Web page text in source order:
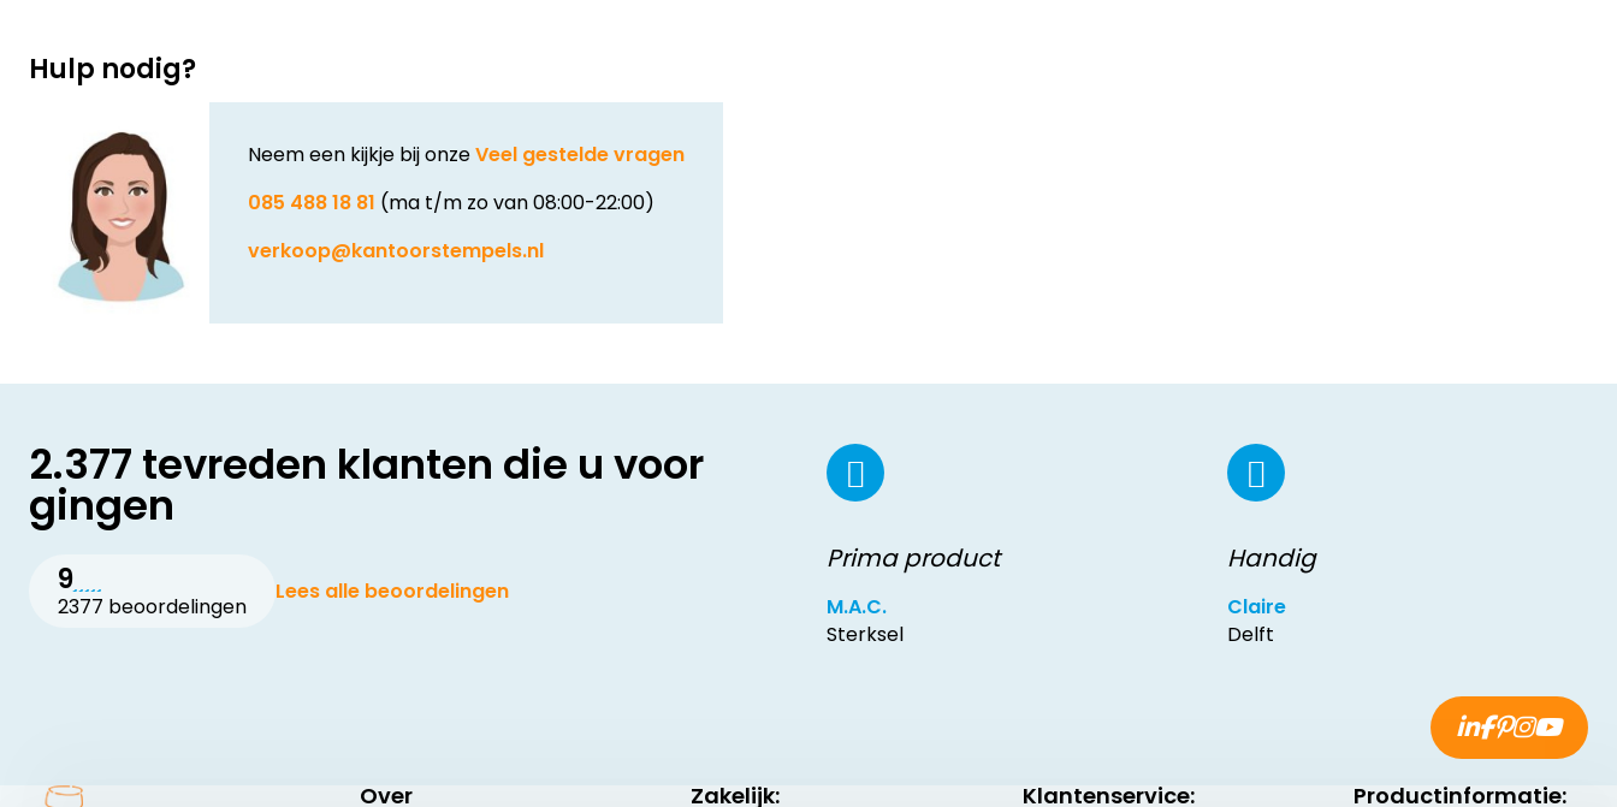
Hulp nodig?
Neem een kijkje bij onzeVeel gestelde vragen
085 488 18 81 (ma t/m zo van 08:00-22:00)
verkoop@kantoorstempels.nl
2.377 tevreden klanten die u voor
gingen
9
2377 beoordelingen
Lees alle beoordelingen
Prima product
M.A.C.
Sterksel
Handig
Claire
Delft
Over Zakelijk: Klantenservice: Productinformatie: